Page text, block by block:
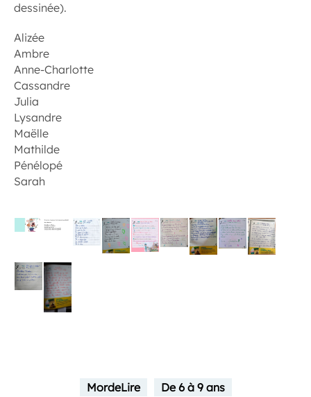
dessinée).
Alizée
Ambre
Anne-Charlotte
Cassandre
Julia
Lysandre
Maëlle
Mathilde
Pénélopé
Sarah
MordeLire
De 6 à 9 ans